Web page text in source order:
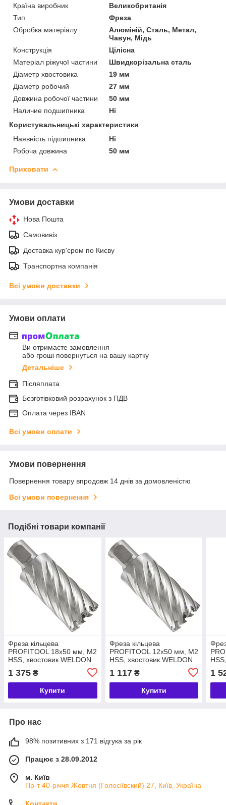
Країна виробник
Великобританія
Тип
Фреза
Обробка матеріалу
Алюміній, Сталь, Метал,
Чавун, Мідь
Конструкція
Цілісна
Матеріал ріжучої частини
Швидкорізальна сталь
Діаметр хвостовика
19 мм
Діаметр робочий
27 мм
Довжина робочої частини
50 мм
Наличие подшипника
Ні
Користувальницькі характеристики
Наявність підшипника
Ні
Робоча довжина
50 мм
Приховати
Умови доставки
Нова Пошта
Самовивіз
Доставка кур'єром по Києву
Транспортна компанія
Всі умови доставки
Умови оплати
Ви отримаєте замовлення
або гроші повернуться на вашу картку
Детальніше
Післяплата
Безготівковий розрахунок з ПДВ
Оплата через IBAN
Всі умови оплати
Умови повернення
Повернення товару впродовж 14 днів за домовленістю
Всі умови повернення
Подібні товари компанії
Фреза кільцева
PROFITOOL 18х50 мм, M2
HSS, хвостовик WELDON
1 375 ₴
Купити
Фреза кільцева
PROFITOOL 12х50 мм, M2
HSS, хвостовик WELDON
1 117₴
Купити
1
Про нас
98% позитивних з 171 відгука за рік
Працює з 28.09.2012
м. Київ
Пр-т 40-річчя Жовтня (Голосіївский) 27, Київ, Україна